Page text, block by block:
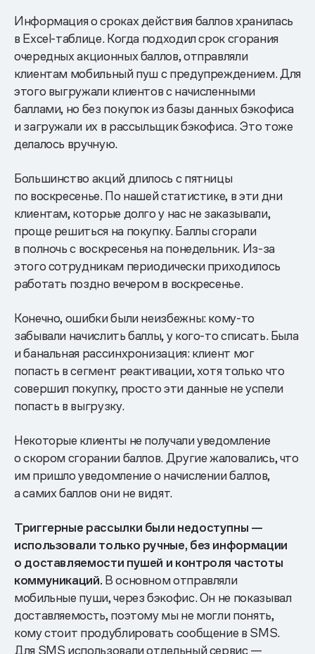
Информация о сроках действия баллов хранилась
в Excel-таблице. Когда подходил срок сгорания
очередных акционных баллов, отправляли
клиентам мобильный пуш с предупреждением. Для
этого выгружали клиентов с начисленными
баллами, но без покупок из базы данных бэкофиса
и загружали их в рассыльщик бэкофиса. Это тоже
делалось вручную.
Большинство акций длилось с пятницы
по воскресенье. По нашей статистике, в эти дни
клиентам, которые долго у нас не заказывали,
проще решиться на покупку. Баллы сгорали
в полночь с воскресенья на понедельник. Из-за
этого сотрудникам периодически приходилось
работать поздно вечером в воскресенье.
Конечно, ошибки были неизбежны: кому-то
забывали начислить баллы, у кого-то списать. Была
и банальная рассинхронизация: клиент мог
попасть в сегмент реактивации, хотя только что
совершил покупку, просто эти данные не успели
попасть в выгрузку.
Некоторые клиенты не получали уведомление
о скором сгорании баллов. Другие жаловались, что
им пришло уведомление о начислении баллов,
а самих баллов они не видят.
Триггерные рассылки были недоступны —
использовали только ручные, без информации
о доставляемости пушей и контроля частоты
коммуникаций. В основном отправляли
мобильные пуши, через бэкофис. Он не показывал
доставляемость, поэтому мы не могли понять,
кому стоит продублировать сообщение в SMS.
Для SMS использовали отдельный сервис —